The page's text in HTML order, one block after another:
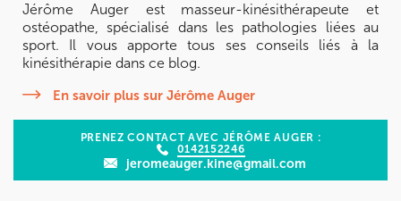
Jérôme Auger est masseur-kinésithérapeute et
ostéopathe, spécialisé dans les pathologies liées au
sport. Il vous apporte tous ses conseils liés à la
kinésithérapie dans ce blog.
En savoir plus sur Jérôme Auger
PRENEZ CONTACT AVEC JÉRÔME AUGER :
0142152246
jeromeauger.kine@gmail.com